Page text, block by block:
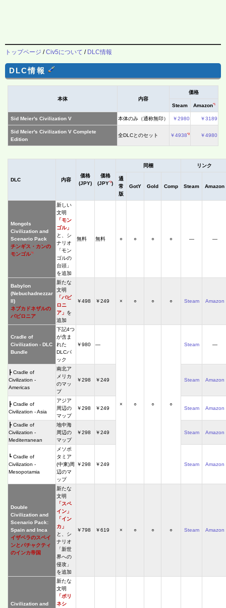
トップページ /Civ5について / DLC情報
DLC情報
本体 内容
価格
Steam Amazon*1
Sid Meier's Civilization V 本体のみ（通称無印） ￥2980 ￥3189
Sid Meier's Civilization V Complete
Edition
全DLCとのセット ￥4938*2 ￥4980
DLC 内容
価格
(JPY)
価格
(JPY*3)
同梱 リンク
通
常
版
GotY Gold Comp Steam Amazon
Mongols
Civilization and
Scenario Pack
チンギス・カンの
モンゴル*4
新しい
文明
「モン
ゴル」
と、シ
ナリオ
「モン
ゴルの
台頭」
を追加
無料 無料 ○ ○ ○ ○ ― ―
Babylon
(Nebuchadnezzar
II)
ネブカドネザルの
バビロニア
新たな
文明
「バビ
ロニ
ア」 を
追加
￥498 ￥249 × ○ ○ ○ Steam Amazon
Cradle of
Civilization - DLC
Bundle
下記4つ
が含ま
れた
DLCパ
ック
￥980 ―
× ○ ○ ○
Steam ―
┣ Cradle of
Civilization -
Americas
南北ア
メリカ
のマッ
プ
￥298 ￥249 Steam Amazon
┣ Cradle of
Civilization - Asia
アジア
周辺の
マップ
￥298 ￥249 Steam Amazon
┣ Cradle of
Civilization -
Mediterranean
地中海
周辺の
マップ
￥298 ￥249 Steam Amazon
┗ Cradle of
Civilization -
Mesopotamia
メソポ
タミア
(中東)周
辺のマ
ップ
￥298 ￥249 Steam Amazon
Double
Civilization and
Scenario Pack:
Spain and Inca
イザベラのスペイ
ンとパチャクティ
のインカ帝国
新たな
文明
「スペ
イン」
「イン
カ」
と、シ
ナリオ
「新世
界への
侵攻」
を追加
￥798 ￥619 × ○ ○ ○ Steam Amazon
Civilization and
新たな
文明
「ポリ
ネシ